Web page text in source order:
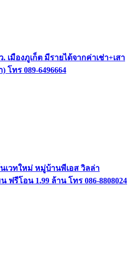
เมืองภูเก็ต มีรายได้จากค่าเช่า+เสา
ทร 089-6496664
เวทใหม่ หมู่บ้านพีเอส วิลล่า
ฟรีโอน 1.99 ล้าน โทร 086-8808024